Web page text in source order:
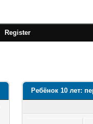
Register
Ребёнок 10 лет: